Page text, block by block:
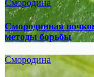
Смородина
Смородинная
методы борьбы
Смородина